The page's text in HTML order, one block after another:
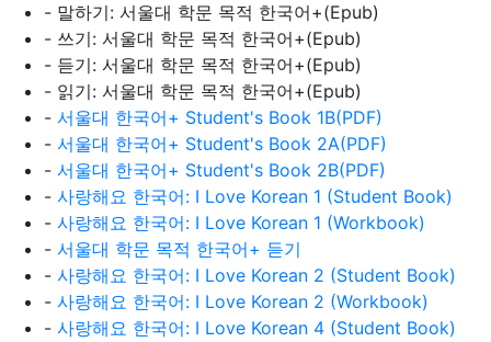
- 말하기: 서울대 학문 목적 한국어+(Epub)
- 쓰기: 서울대 학문 목적 한국어+(Epub)
- 듣기: 서울대 학문 목적 한국어+(Epub)
- 읽기: 서울대 학문 목적 한국어+(Epub)
- 서울대 한국어+ Student's Book 1B(PDF)
- 서울대 한국어+ Student's Book 2A(PDF)
- 서울대 한국어+ Student's Book 2B(PDF)
- 사랑해요 한국어: I Love Korean 1 (Student Book)
- 사랑해요 한국어: I Love Korean 1 (Workbook)
- 서울대 학문 목적 한국어+ 듣기
- 사랑해요 한국어: I Love Korean 2 (Student Book)
- 사랑해요 한국어: I Love Korean 2 (Workbook)
- 사랑해요 한국어: I Love Korean 4 (Student Book)